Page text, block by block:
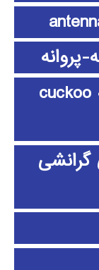
پروانه
الگوریتم جستجوی فاخته cuckoo